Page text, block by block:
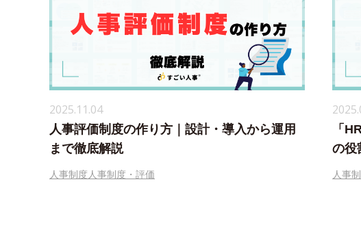
2025.11.04
人事評価制度の作り方｜設計・導入から運用
まで徹底解説
人事制度人事制度・評価
「
の役
人事